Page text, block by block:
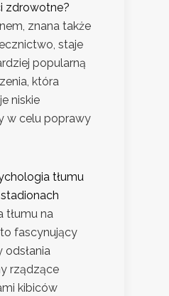
zdrowotne?
znana także
staje
popularną
która
niskie
w celu poprawy
tłumu
tłumu na
fascynujący
rządzące
kibiców